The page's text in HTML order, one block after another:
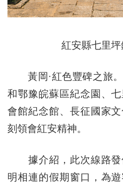
紅安縣七里
黃岡·紅色豐碑之旅。
和鄂豫皖蘇區紀念園、
會館紀念館、長征國家
刻領會紅安精神。
據介紹，此次線路發
明相連的假期窗口，為